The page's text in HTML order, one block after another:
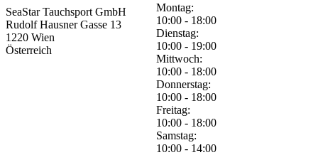
SeaStar Tauchsport GmbH
Rudolf Hausner Gasse 13
1220 Wien
Österreich
Montag:
10:00 - 18:00
Dienstag:
10:00 - 19:00
Mittwoch:
10:00 - 18:00
Donnerstag:
10:00 - 18:00
Freitag:
10:00 - 18:00
Samstag:
10:00 - 14:00